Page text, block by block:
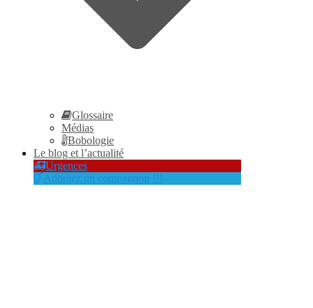
Glossaire
Médias
Bobologie
Le blog et l’actualité
Urgences
Adoptez un compagnon !!!